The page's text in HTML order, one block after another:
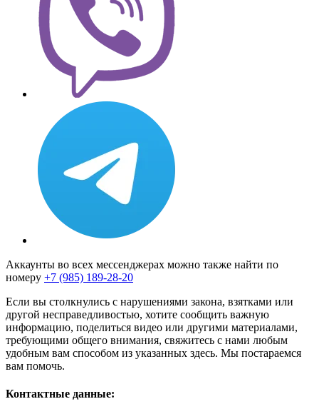
Аккаунты во всех мессенджерах можно также найти по
номеру +7 (985) 189-28-20
Если вы столкнулись с нарушениями закона, взятками или
другой несправедливостью, хотите сообщить важную
информацию, поделиться видео или другими материалами,
требующими общего внимания, свяжитесь с нами любым
удобным вам способом из указанных здесь. Мы постараемся
вам помочь.
Контактные данные: